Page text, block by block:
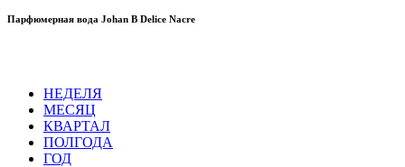
Парфюмерная вода Johan B Delice Nacre
НЕДЕЛЯ
МЕСЯЦ
КВАРТАЛ
ПОЛГОДА
ГОД